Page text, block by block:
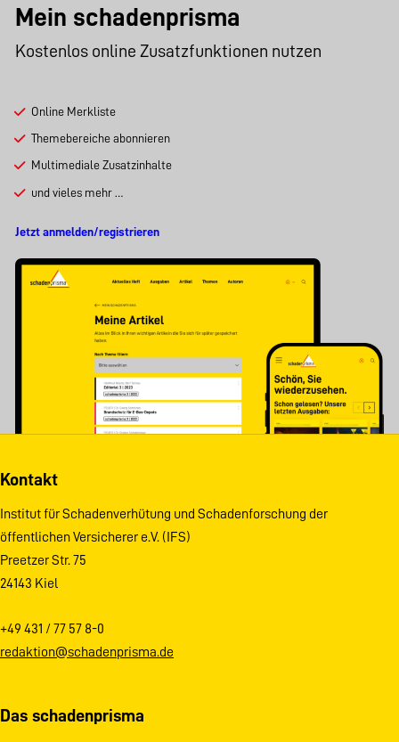
Mein schadenprisma
Kostenlos online Zusatzfunktionen nutzen
Online Merkliste
Themebereiche abonnieren
Multimediale Zusatzinhalte
und vieles mehr …
Jetzt anmelden/registrieren
Kontakt
Institut für Schadenverhütung und Schadenforschung der
öffentlichen Versicherer e.V. (IFS)
Preetzer Str. 75
24143 Kiel
+49 431 / 77 57 8-0
redaktion@schadenprisma.de
Das schadenprisma